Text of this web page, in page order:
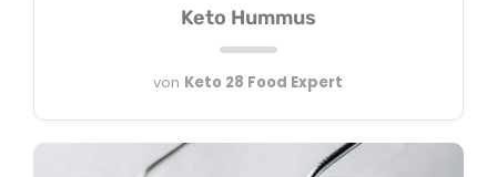
Keto Hummus
von Keto 28 Food Expert